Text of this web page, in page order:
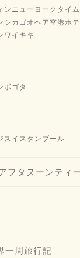
ンニューヨークタイ
シカゴオヘア空港ホ
ワイキキ
ボゴタ
スイスタンブール
フタヌーンティ
一周旅行記